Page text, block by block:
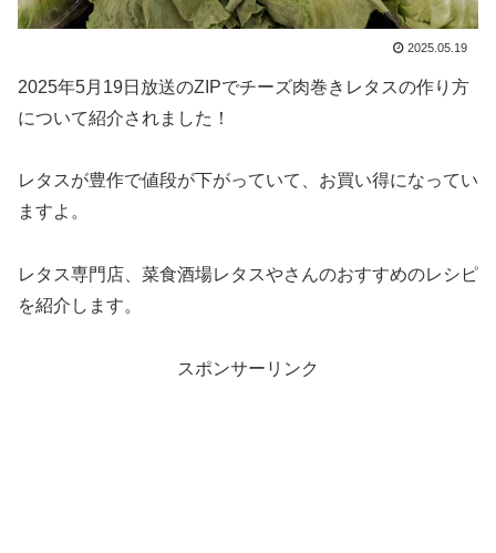
2025.05.19
2025年5月19日放送のZIPでチーズ肉巻きレタスの作り方
について紹介されました！
レタスが豊作で値段が下がっていて、お買い得になってい
ますよ。
レタス専門店、菜食酒場レタスやさんのおすすめのレシピ
を紹介します。
スポンサーリンク